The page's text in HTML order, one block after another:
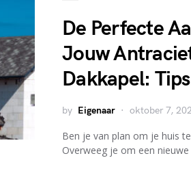
De Perfecte
Jouw
Dakkapel:
by Eigenaar oktober 7,
Ben je van plan om je huis
Overweeg je om een